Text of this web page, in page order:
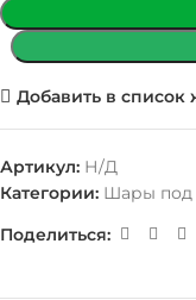
Добавить в список
Артикул: Н/Д
Категории: Шары под
Поделиться: